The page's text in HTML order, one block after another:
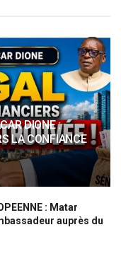
DIONE :
LA CONFIANCE
: Matar
auprès du